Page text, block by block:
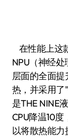
在性能上这
NPU（神经
层面的全面
热，并采用了
是THE NINE
CPU降温10
以将散热能力